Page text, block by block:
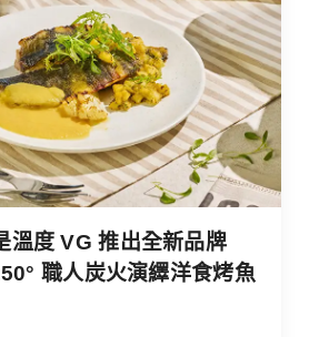
溫度 VG 推出全新品牌
職人炭火演繹洋食烤魚